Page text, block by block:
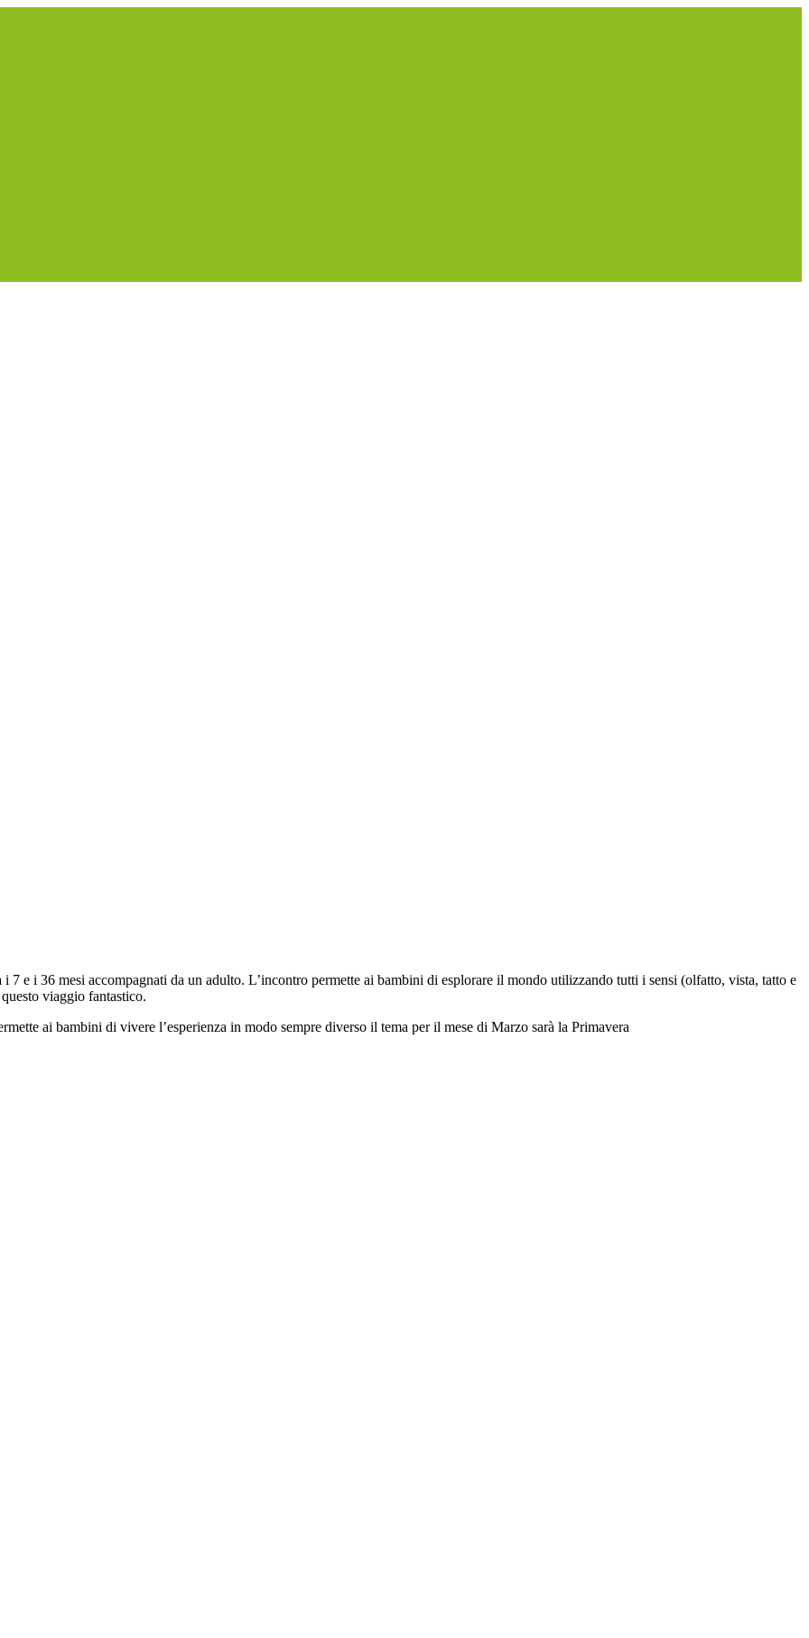
e i 36 mesi accompagnati da un adulto. L’incontro permette ai bambini di esplorare il mondo utilizzando tutti i sensi (olfatto, vista, tatto e
viaggio fantastico.
ai bambini di vivere l’esperienza in modo sempre diverso il tema per il mese di Marzo sarà la Primavera